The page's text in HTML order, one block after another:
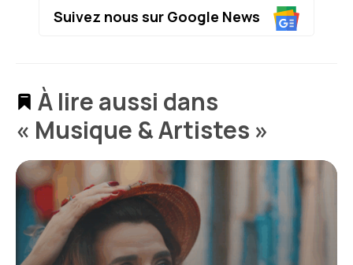
Suivez nous sur Google News
À lire aussi dans
« Musique & Artistes »